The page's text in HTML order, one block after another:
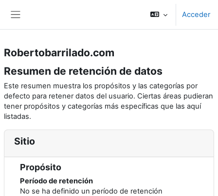
Acceder
Robertobarrilado.com
Resumen de retención de datos
Este resumen muestra los propósitos y las categorías por
defecto para retener datos del usuario. Ciertas áreas pudieran
tener propósitos y categorías más específicas que las aquí
listadas.
Sitio
Propósito
Período de retención
No se ha definido un período de retención